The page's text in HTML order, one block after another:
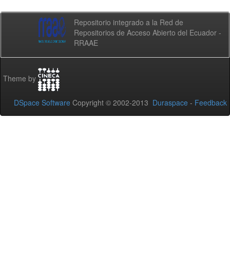
Repositorio integrado a la Red de
Repositorios de Acceso Abierto del Ecuador -
RRAAE
Theme by
DSpace Software Copyright © 2002-2013 Duraspace - Feedback